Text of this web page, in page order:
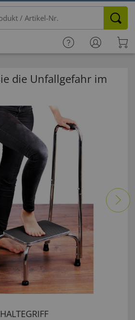
die Unfallgefahr im